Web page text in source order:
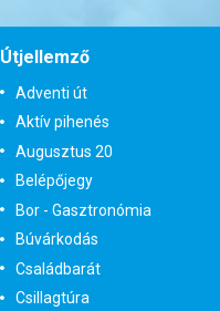
Útjellemző
Adventi út
Aktív pihenés
Augusztus 20
Belépőjegy
Bor - Gasztronómia
Búvárkodás
Családbarát
Csillagtúra